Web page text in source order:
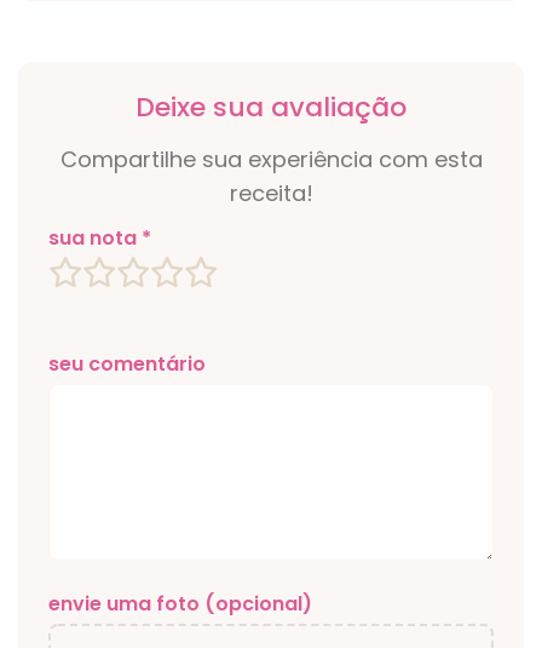
Deixe sua avaliação
Compartilhe sua experiência com esta
receita!
sua nota *
seu comentário
envie uma foto (opcional)